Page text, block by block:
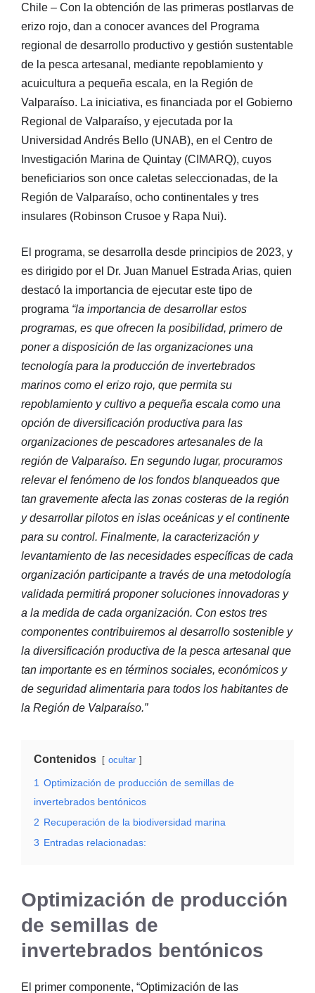
Chile – Con la obtención de las primeras postlarvas de
erizo rojo, dan a conocer avances del Programa
regional de desarrollo productivo y gestión sustentable
de la pesca artesanal, mediante repoblamiento y
acuicultura a pequeña escala, en la Región de
Valparaíso. La iniciativa, es financiada por el Gobierno
Regional de Valparaíso, y ejecutada por la
Universidad Andrés Bello (UNAB), en el Centro de
Investigación Marina de Quintay (CIMARQ), cuyos
beneficiarios son once caletas seleccionadas, de la
Región de Valparaíso, ocho continentales y tres
insulares (Robinson Crusoe y Rapa Nui).
El programa, se desarrolla desde principios de 2023, y
es dirigido por el Dr. Juan Manuel Estrada Arias, quien
destacó la importancia de ejecutar este tipo de
programa “la importancia de desarrollar estos
programas, es que ofrecen la posibilidad, primero de
poner a disposición de las organizaciones una
tecnología para la producción de invertebrados
marinos como el erizo rojo, que permita su
repoblamiento y cultivo a pequeña escala como una
opción de diversificación productiva para las
organizaciones de pescadores artesanales de la
región de Valparaíso. En segundo lugar, procuramos
relevar el fenómeno de los fondos blanqueados que
tan gravemente afecta las zonas costeras de la región
y desarrollar pilotos en islas oceánicas y el continente
para su control. Finalmente, la caracterización y
levantamiento de las necesidades específicas de cada
organización participante a través de una metodología
validada permitirá proponer soluciones innovadoras y
a la medida de cada organización. Con estos tres
componentes contribuiremos al desarrollo sostenible y
la diversificación productiva de la pesca artesanal que
tan importante es en términos sociales, económicos y
de seguridad alimentaria para todos los habitantes de
la Región de Valparaíso.”
Contenidos ocultar
1 Optimización de producción de semillas de
invertebrados bentónicos
2 Recuperación de la biodiversidad marina
3 Entradas relacionadas:
Optimización de producción
de semillas de
invertebrados bentónicos
El primer componente, “Optimización de las